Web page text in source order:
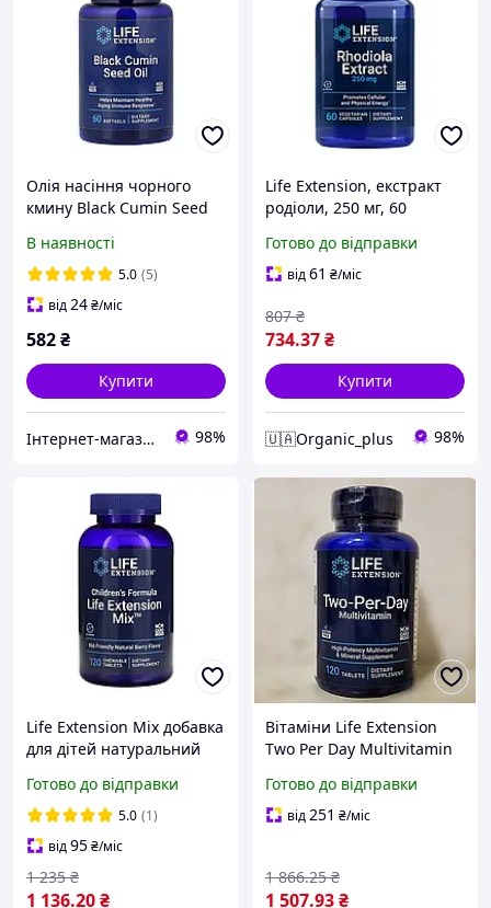
Олія насіння чорного
кмину Black Cumin Seed
капсул
В наявності
5.0 (5)
від24₴/міс
582₴
Купити
Інтернет-магазин спортивного харчування у Вінниці «Kings Nutrition» 98%
Life Extension, екстракт
родіоли, 250 мг, 60
Готово до відправки
від61 ₴/міс
734.37₴
807 ₴
Купити
🇺🇦Organic_plus 98%
Life Extension Mix добавка
для дітей натуральний
жувальних таблеток
Готово до відправки
5.0 (1)
від95₴/міс
1 136.20₴
1 235 ₴
Вітаміни Life Extension
Two Per Day Multivitamin
Готово до відправки
від251 ₴/міс
1 507.93₴
1 866.25 ₴